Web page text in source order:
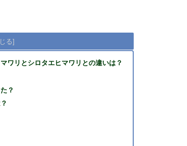
ワリとシロタエヒマワリとの違いは？
？